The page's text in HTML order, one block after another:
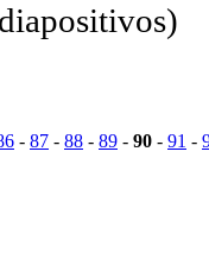
- 87 - 88 - 89 - 90 - 91 -